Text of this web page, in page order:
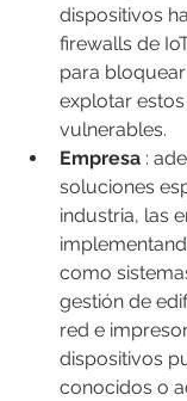
dispositivos
firewalls de
para
explotar
vulnerables.
Empresa :
soluciones
industria, las
como
gestión de
red e
dispositivos
conocidos o